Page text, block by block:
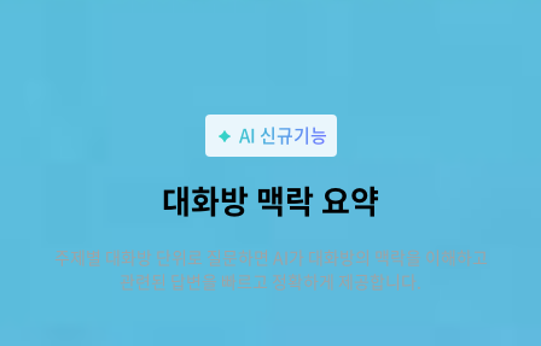
AI 신규기능
대화방 맥락 요약
주제별 대화방 단위로 질문하면 AI가 대화방의 맥락을 이해하고
관련된 답변을 빠르고 정확하게 제공합니다.